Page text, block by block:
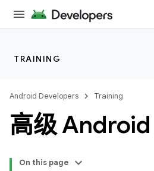
TRAINING
Android Developers Training
高级
On this page